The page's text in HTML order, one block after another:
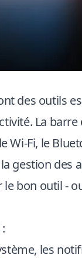
des outils
La
Fi, le
gestion des
bon outil -
les